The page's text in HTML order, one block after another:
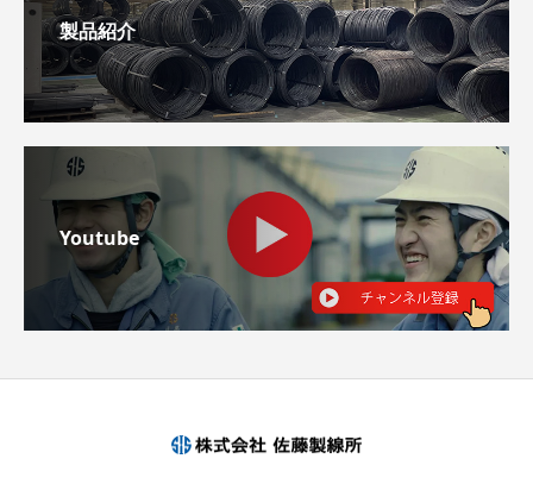
製品紹介
Youtube